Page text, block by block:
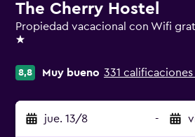
The Cherry Hostel
Propiedad vacacional con Wifi
1 estrella
8,8 Muy bueno 331
jue. 13/8 -